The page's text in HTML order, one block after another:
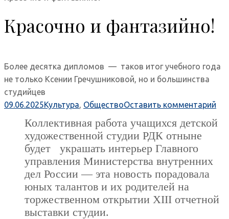
Красочно и фантазийно!
Более десятка дипломов — таков итог учебного года
не только Ксении Гречушниковой, но и большинства
студийцев
09.06.2025Культура, ОбществоОставить комментарий
Коллективная работа учащихся детской
художественной студии РДК отныне
будет украшать интерьер Главного
управления Министерства внутренних
дел России — эта новость порадовала
юных талантов и их родителей на
торжественном открытии XIII отчетной
выставки студии.